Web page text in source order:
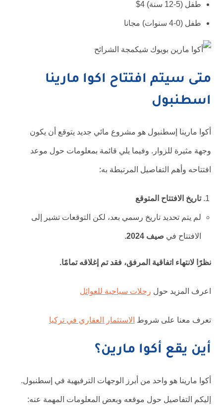
طفل (5-12 سنة) 4$
طفل (0-4 سنوات) مجانا
متى سيتم افتتاح اكوا مارينا
اسطنبول
أكوا مارينا إسطنبول هو مشروع مائي جديد يتوقع أن يكون
وجهة مثيرة للزوار. وفيما يلي قائمة بمعلومات حول موعد
افتتاحه وأهم التفاصيل المرتبطة به:
تاريخ الافتتاح المتوقع
لم يتم تحديد تاريخ رسمي بعد، لكن التوقعات تشير إلى
الافتتاح في صيف 2024 .
نظرًا لانتهاء اتفاقية المرفق، فقد تم إغلاقه تمامًا.
اعرف المزيد حول رحلات سياحية للعوائل
تعرف معنا على شروط الاستثمار العقاري في تركيا
أين يقع أكوا مارين؟
أكوا مارينا هو واحد من أبرز الوجهات الترفيهية في إسطنبول.
إليكم التفاصيل حول موقعه وبعض المعلومات المهمة عنه: